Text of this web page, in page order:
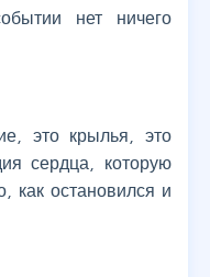
нет ничего
это крылья, это
сердца, которую
как остановился и